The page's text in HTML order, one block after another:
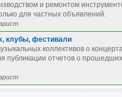
и ремонтом
для частных объявлений.
клубы, фестивали
коллективов о
публикации отчетов о